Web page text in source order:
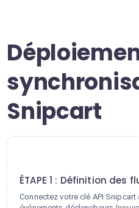
Snipcart
ÉTAPE 1 : Définition des
Connectez votre clé API